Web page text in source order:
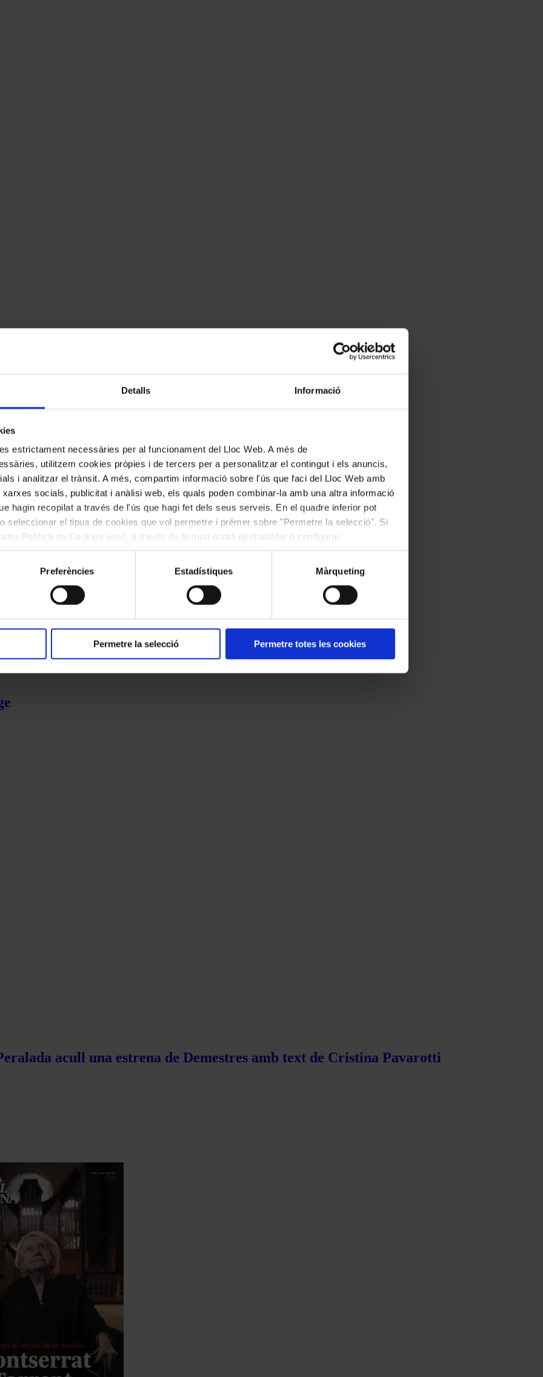
Detalls Informació
estrictament necessàries per al funcionament del Lloc Web. A més de
utilitzem cookies pròpies i de tercers per a personalitzar el contingut i els anuncis,
i analitzar el trànsit. A més, compartim informació sobre l'ús que faci del Lloc Web amb
socials, publicitat i anàlisi web, els quals poden combinar-la amb una altra informació
hagin recopilat a través de l'ús que hagi fet dels seus serveis. En el quadre inferior pot
seleccionar el tipus de cookies que vol permetre i prémer sobre "Permetre la selecció". Si
Política de Cookies aquí
, a través de la qual podrà deshabilitar o configurar
Preferències Estadístiques Màrqueting
Permetre la selecció Permetre totes les cookies
acull una estrena de Demestres amb text de Cristina Pavarotti